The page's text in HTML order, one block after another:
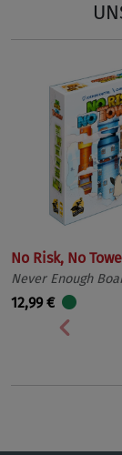
No Risk, No
Never Enough
12,99 €